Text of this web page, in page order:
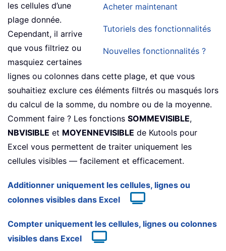
Acheter maintenant
Tutoriels des fonctionnalités
Nouvelles fonctionnalités ?
les cellules d’une
plage donnée.
Cependant, il arrive
que vous filtriez ou
masquiez certaines
lignes ou colonnes dans cette plage, et que vous
souhaitiez exclure ces éléments filtrés ou masqués lors
du calcul de la somme, du nombre ou de la moyenne.
Comment faire ? Les fonctions SOMMEVISIBLE,
NBVISIBLE et MOYENNEVISIBLE de Kutools pour
Excel vous permettent de traiter uniquement les
cellules visibles — facilement et efficacement.
Additionner uniquement les cellules, lignes ou
colonnes visibles dans Excel
Compter uniquement les cellules, lignes ou colonnes
visibles dans Excel